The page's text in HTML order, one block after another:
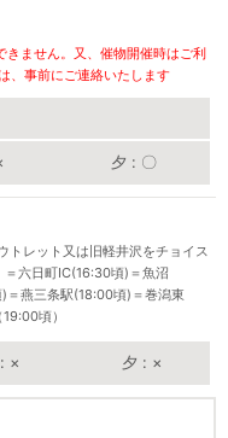
ません。又、催物開催時はご利
、事前にご連絡いたします
夕 〇
トレット又は旧軽井沢をチョイス
六日町IC(16:30頃)＝魚沼
＝燕三条駅(18:00頃)＝巻潟東
頃）
× 夕 ×